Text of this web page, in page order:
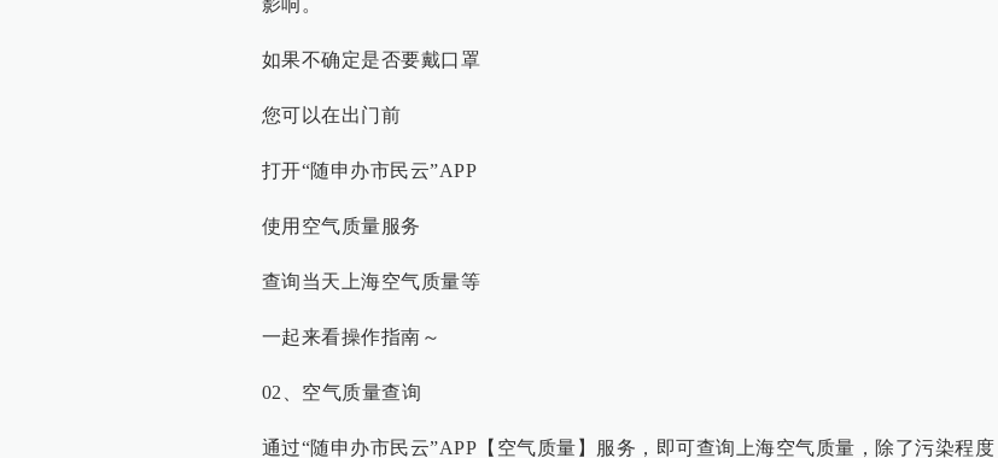
如果不确定是否要戴口罩
您可以在出门前
打开“随申办市民云”APP
使用空气质量服务
查询当天上海空气质量等
一起来看操作指南～
02、空气质量查询
通过“随申办市民云”APP【空气质量】服务，即可查询上海空气质量，除了污染程度